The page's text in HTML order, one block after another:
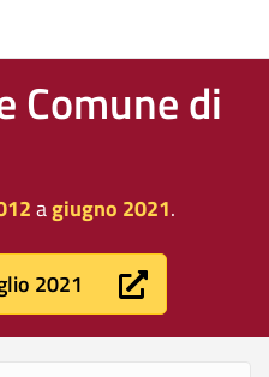
Comune di
agiugno 2021.
2021